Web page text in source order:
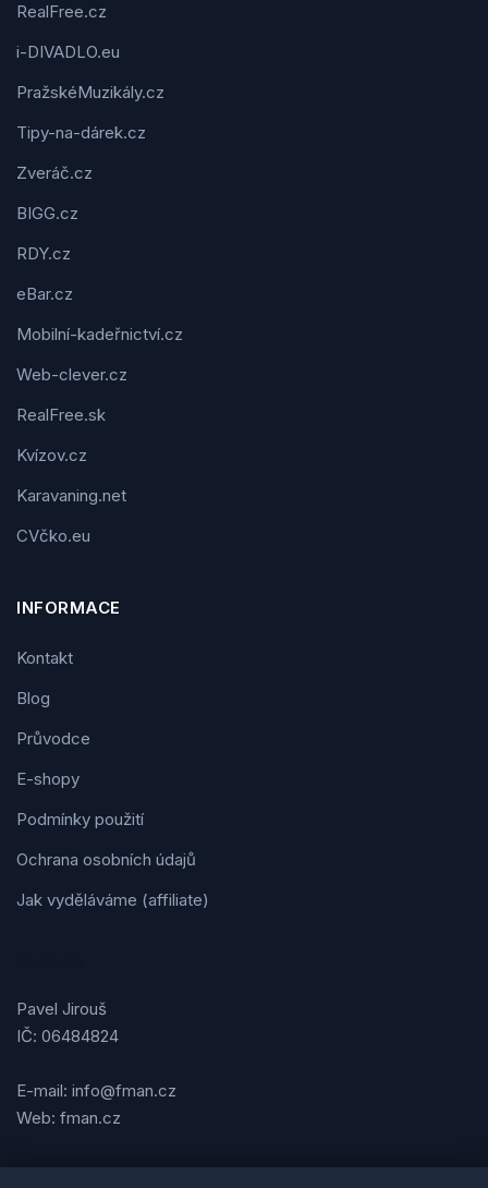
RealFree.cz
i-DIVADLO.eu
PražskéMuzikály.cz
Tipy-na-dárek.cz
Zveráč.cz
BIGG.cz
RDY.cz
eBar.cz
Mobilní-kadeřnictví.cz
Web-clever.cz
RealFree.sk
Kvízov.cz
Karavaning.net
CVčko.eu
INFORMACE
Kontakt
Blog
Průvodce
E-shopy
Podmínky použití
Ochrana osobních údajů
Jak vyděláváme (affiliate)
Pavel Jirouš
IČ: 06484824
E-mail: info@fman.cz
Web: fman.cz